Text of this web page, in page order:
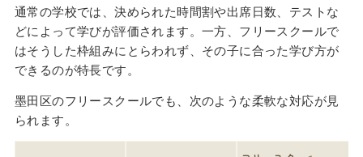
通常の学校では、決められた時間割や出席日数、テストな
どによって学びが評価されます。一方、フリースクールで
はそうした枠組みにとらわれず、その子に合った学び方が
できるのが特長です。
墨田区のフリースクールでも、次のような柔軟な対応が見
られます。